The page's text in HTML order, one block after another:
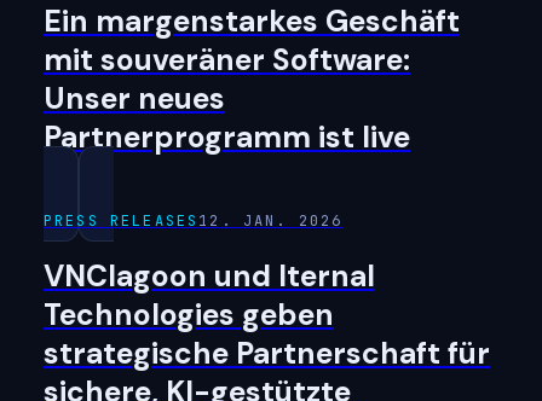
Ein margenstarkes Geschäft
mit souveräner Software:
Unser neues
Partnerprogramm ist live
PRESS RELEASES 12. JAN. 2026
VNClagoon und Iternal
Technologies geben
strategische Partnerschaft für
sichere, KI-gestützte